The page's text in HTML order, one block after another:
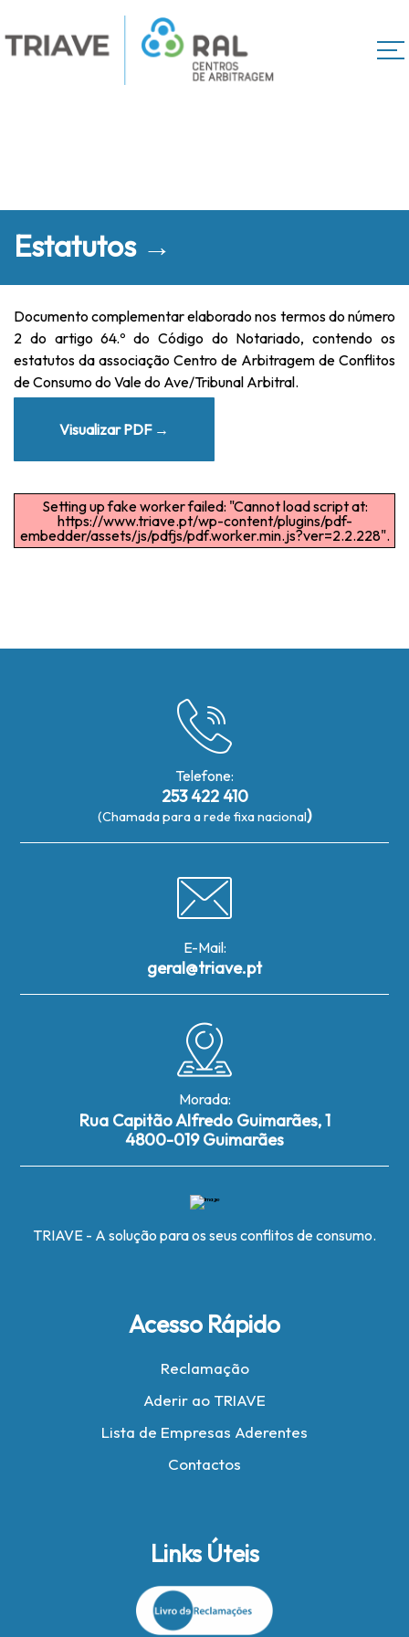
Estatutos →
Documento complementar elaborado nos termos do número
2 do artigo 64.º do Código do Notariado, contendo os
estatutos da associação Centro de Arbitragem de Conflitos
de Consumo do Vale do Ave/Tribunal Arbitral.
Visualizar PDF →
Setting up fake worker failed: "Cannot load script at:
https://www.triave.pt/wp-content/plugins/pdf-
embedder/assets/js/pdfjs/pdf.worker.min.js?ver=2.2.228".
Telefone:
253 422 410
(Chamada para a rede fixa nacional)
E-Mail:
geral@triave.pt
Morada:
Rua Capitão Alfredo Guimarães, 1
4800-019 Guimarães
TRIAVE - A solução para os seus conflitos de consumo.
Acesso Rápido
Reclamação
Aderir ao TRIAVE
Lista de Empresas Aderentes
Contactos
Links Úteis